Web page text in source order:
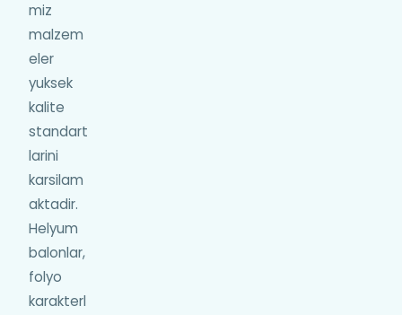
miz
malzem
eler
yuksek
kalite
standart
larini
karsilam
aktadir.
Helyum
balonlar,
folyo
karakterl